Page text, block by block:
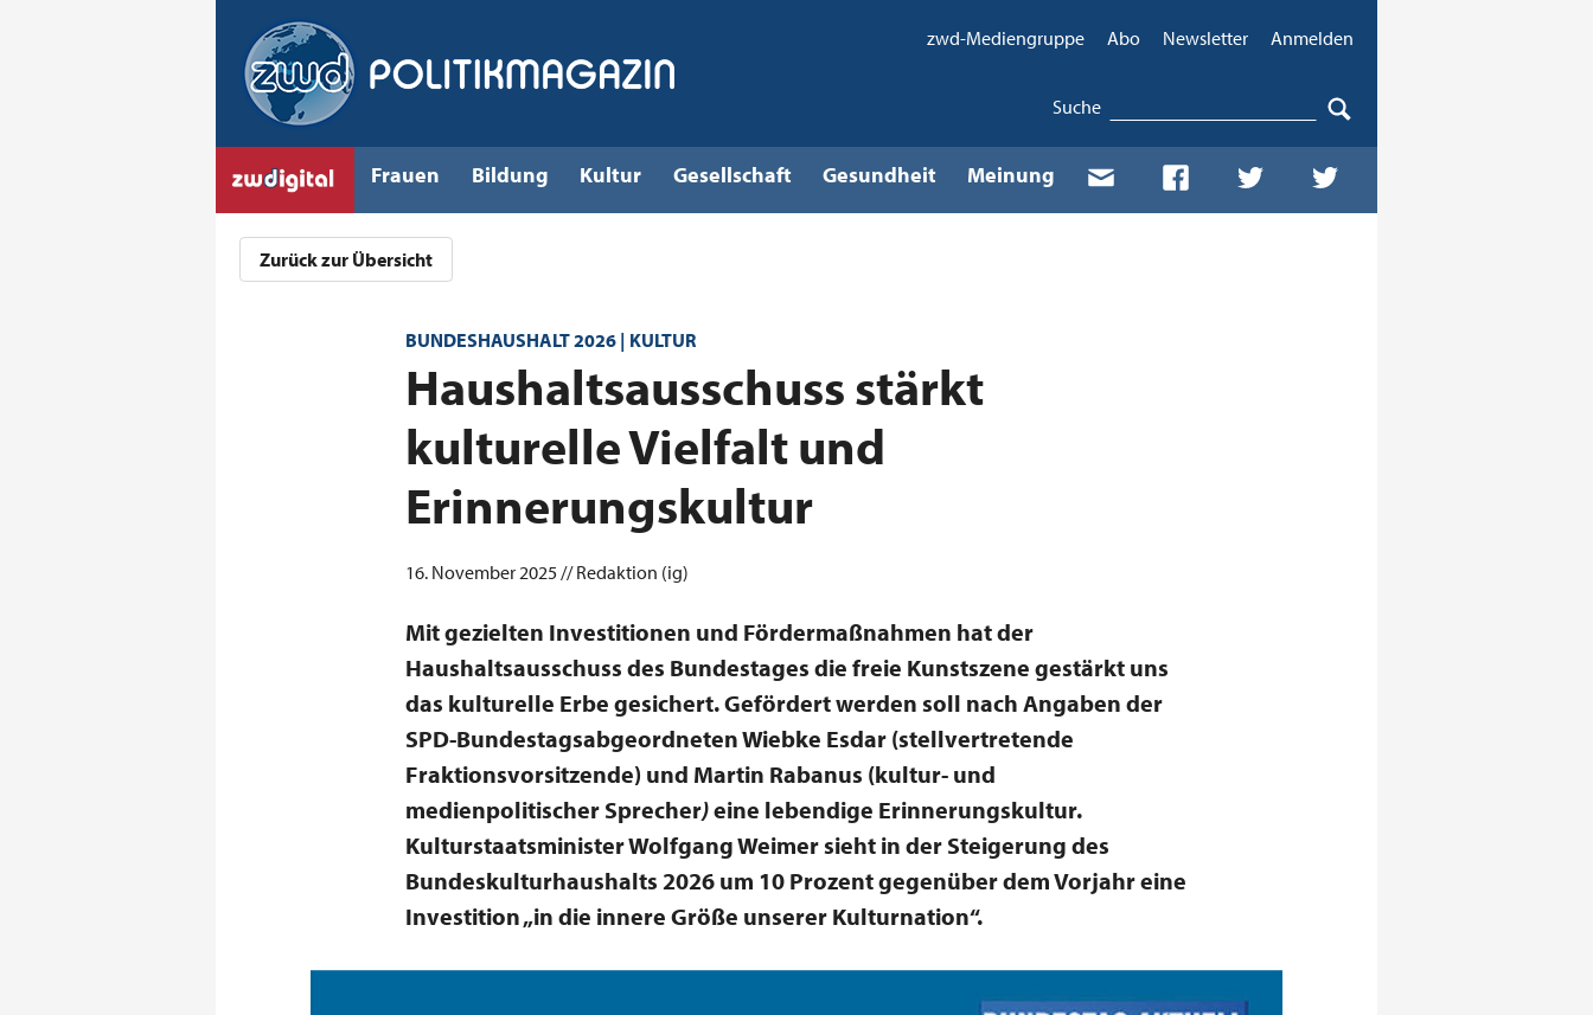
zwd-Mediengruppe Abo Newsletter Anmelden
Suche
Frauen Bildung Kultur Gesellschaft Gesundheit Meinung
Zurück zur Übersicht
BUNDESHAUSHALT 2026 | KULTUR
:Haushaltsausschuss stärkt
kulturelle Vielfalt und
Erinnerungskultur
16. November 2025 // Redaktion (ig)
Mit gezielten Investitionen und Fördermaßnahmen hat der
Haushaltsausschuss des Bundestages die freie Kunstszene gestärkt uns
das kulturelle Erbe gesichert. Gefördert werden soll nach Angaben der
SPD-Bundestagsabgeordneten Wiebke Esdar (stellvertretende
Fraktionsvorsitzende) und Martin Rabanus (kultur- und
medienpolitischer Sprecher)eine lebendige Erinnerungskultur.
Kulturstaatsminister Wolfgang Weimer sieht in der Steigerung des
Bundeskulturhaushalts 2026 um 10 Prozent gegenüber dem Vorjahr eine
Investition „in die innere Größe unserer Kulturnation“.